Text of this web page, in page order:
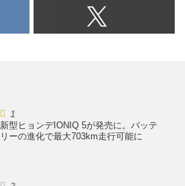
新型ヒョンデIONIQ 5が発売に。バッテ
リーの進化で最大703km走行可能に